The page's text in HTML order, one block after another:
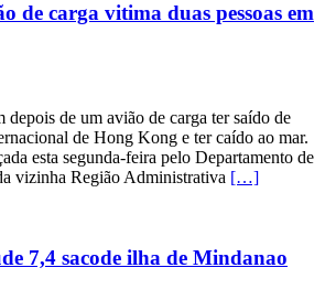
de carga vitima duas pessoas em
depois de um avião de carga ter saído de
de Hong Kong e ter caído ao mar.
esta segunda-feira pelo Departamento de
vizinha Região Administrativa […]
7,4 sacode ilha de Mindanao